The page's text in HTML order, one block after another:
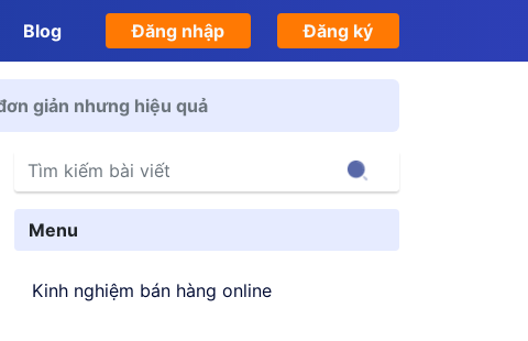
Blog Đăng nhập Đăng ký
giản nhưng hiệu quả
Search
Menu
Kinh nghiệm bán hàng online